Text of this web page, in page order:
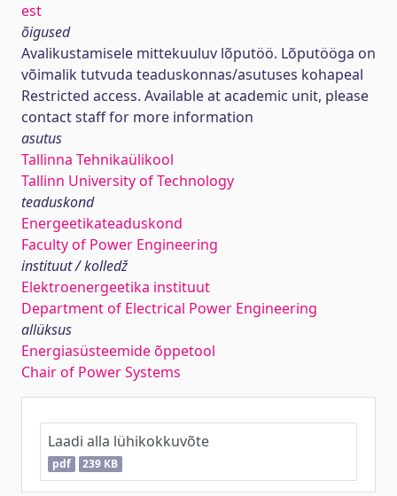
est
õigused
Avalikustamisele mittekuuluv lõputöö. Lõputööga on
võimalik tutvuda teaduskonnas/asutuses kohapeal
Restricted access. Available at academic unit, please
contact staff for more information
asutus
Tallinna Tehnikaülikool
Tallinn University of Technology
teaduskond
Energeetikateaduskond
Faculty of Power Engineering
instituut / kolledž
Elektroenergeetika instituut
Department of Electrical Power Engineering
allüksus
Energiasüsteemide õppetool
Chair of Power Systems
Laadi alla lühikokkuvõte
pdf 239 KB